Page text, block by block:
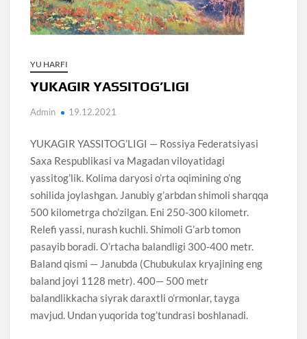
YU HARFI
YUKAGIR YASSITOG’LIGI
Admin 19.12.2021
YUKAGIR YASSITOG’LIGI — Rossiya Federatsiyasi
Saxa Respublikasi va Magadan viloyatidagi
yassitog’lik. Kolima daryosi o’rta oqimining o’ng
sohilida joylashgan. Janubiy g’arbdan shimoli sharqqa
500 kilometrga cho’zilgan. Eni 250-300 kilometr.
Relefi yassi, nurash kuchli. Shimoli G’arb tomon
pasayib boradi. O’rtacha balandligi 300-400 metr.
Baland qismi — Janubda (Chubukulax kryajining eng
baland joyi 1128 metr). 400— 500 metr
balandlikkacha siyrak daraxtli o’rmonlar, tayga
mavjud. Undan yuqorida tog’tundrasi boshlanadi.